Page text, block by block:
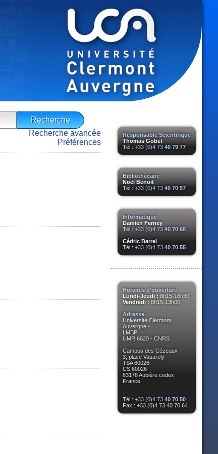
Responsable Scientifique
Thomas Gobet
Tél : +33 (0)4 73 40 79 77
Bibliothécaire
Noël Benoit
Tél : +33 (0)4 73 40 70 57
Informatique
Damien Ferney
Tél : +33 (0)4 73 40 70 68
Cédric Barrel
Tél : +33 (0)4 73 40 70 55
Horaires d'ouverture
Lundi-Jeudi : 8h15-16h30
Vendredi : 8h15-13h00
Adresse
Université Clermont
Auvergne -
LMBP
UMR 6620 - CNRS
Campus des Cézeaux
3, place Vasarely
TSA 60026
CS 60026
63178 Aubière cedex
France
Tél : +33 (0)4 73 40 70 50
Fax : +33 (0)4 73 40 70 64
Recherche avancée
Préférences